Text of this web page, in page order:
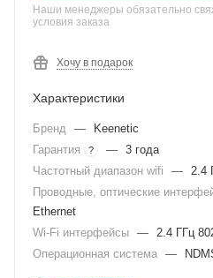
Наши менеджеры обязательно
условия заказа
Хочу в подарок
Характеристики
Бренд —
Keenetic
Гарантия
? — 3 года
Частотный диапазон wifi
— 2.4
Проводные, оптические
Ethernet
Wi-Fi интерфейсы — 2.4 ГГц
Операционная система —